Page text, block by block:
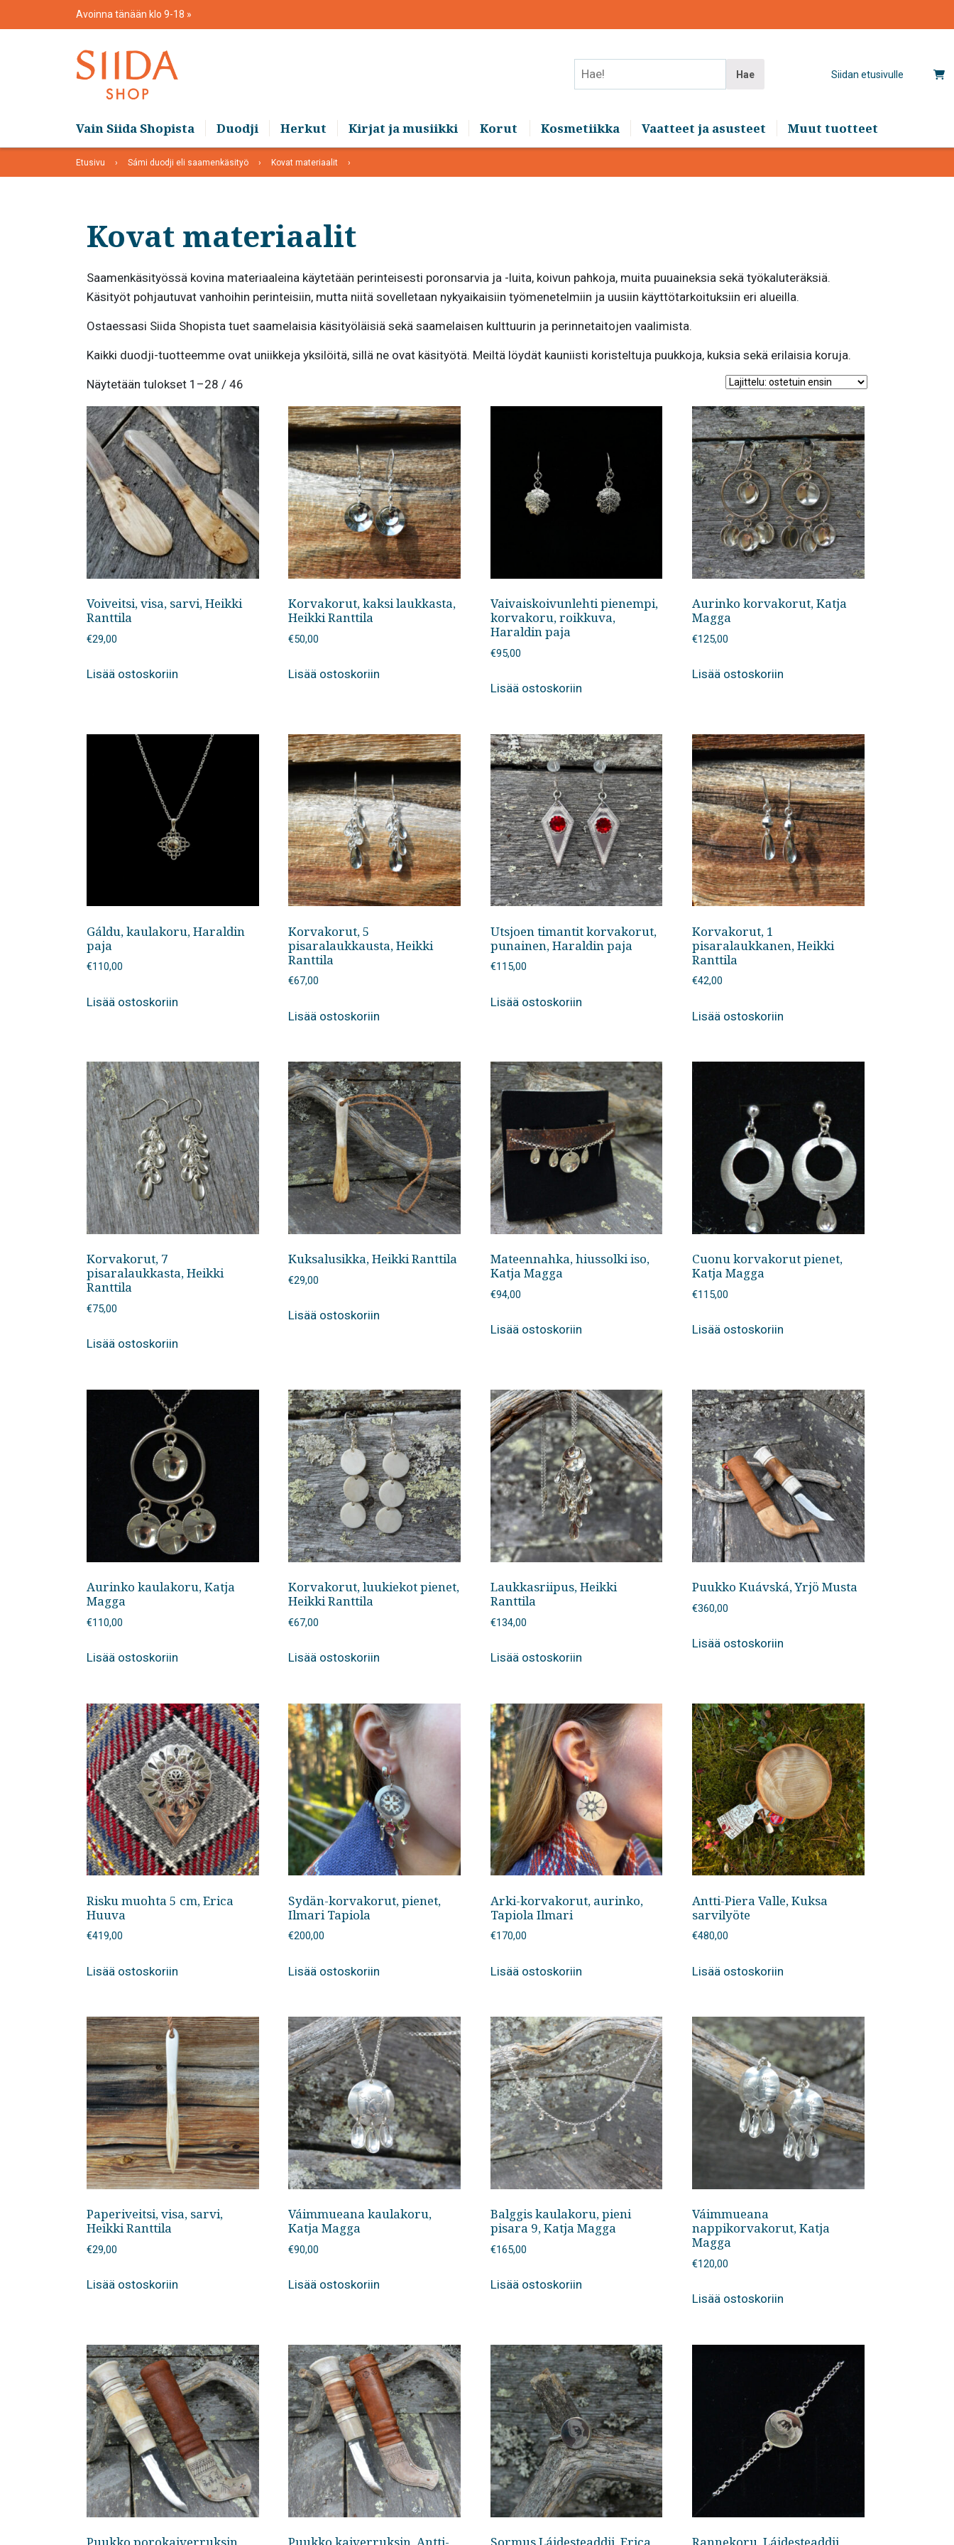
Avoinna tänään klo 9-18
Siidan etusivulle
Hae
Vain Siida Shopista Duodji Herkut Kirjat ja musiikki Korut Kosmetiikka Vaatteet ja asusteet Muut tuotteet
Etusivu Sámi duodji eli saamenkäsityö Kovat materiaalit
Kovat materiaalit
Saamenkäsityössä kovina materiaaleina käytetään perinteisesti poronsarvia ja -luita, koivun pahkoja, muita puuaineksia sekä työkaluteräksiä.
Käsityöt pohjautuvat vanhoihin perinteisiin, mutta niitä sovelletaan nykyaikaisiin työmenetelmiin ja uusiin käyttötarkoituksiin eri alueilla.
Ostaessasi Siida Shopista tuet saamelaisia käsityöläisiä sekä saamelaisen kulttuurin ja perinnetaitojen vaalimista.
Kaikki duodji-tuotteemme ovat uniikkeja yksilöitä, sillä ne ovat käsityötä. Meiltä löydät kauniisti koristeltuja puukkoja, kuksia sekä erilaisia koruja.
Näytetään tulokset 1–28 / 46
ensin
Voiveitsi, visa, sarvi, Heikki
Ranttila
€29,00
Lisää ostoskoriin
Korvakorut, kaksi laukkasta,
Heikki Ranttila
€50,00
Lisää ostoskoriin
Vaivaiskoivunlehti pienempi,
korvakoru, roikkuva,
Haraldin paja
€95,00
Lisää ostoskoriin
Aurinko korvakorut, Katja
Magga
€125,00
Lisää ostoskoriin
Gáldu, kaulakoru, Haraldin
paja
€110,00
Lisää ostoskoriin
Korvakorut, 5
pisaralaukkausta, Heikki
Ranttila
€67,00
Lisää ostoskoriin
Utsjoen timantit korvakorut,
punainen, Haraldin paja
€115,00
Lisää ostoskoriin
Korvakorut, 1
pisaralaukkanen, Heikki
Ranttila
€42,00
Lisää ostoskoriin
Korvakorut, 7
pisaralaukkasta, Heikki
Ranttila
€75,00
Lisää ostoskoriin
Kuksalusikka, Heikki Ranttila
€29,00
Lisää ostoskoriin
Mateennahka, hiussolki iso,
Katja Magga
€94,00
Lisää ostoskoriin
Cuonu korvakorut pienet,
Katja Magga
€115,00
Lisää ostoskoriin
Aurinko kaulakoru, Katja
Magga
€110,00
Lisää ostoskoriin
Korvakorut, luukiekot pienet,
Heikki Ranttila
€67,00
Lisää ostoskoriin
Laukkasriipus, Heikki
Ranttila
€134,00
Lisää ostoskoriin
Puukko Kuávská, Yrjö Musta
€360,00
Lisää ostoskoriin
Risku muohta 5 cm, Erica
Huuva
€419,00
Lisää ostoskoriin
Sydän-korvakorut, pienet,
Ilmari Tapiola
€200,00
Lisää ostoskoriin
Arki-korvakorut, aurinko,
Tapiola Ilmari
€170,00
Lisää ostoskoriin
Antti-Piera Valle, Kuksa
sarvilyöte
€480,00
Lisää ostoskoriin
Paperiveitsi, visa, sarvi,
Heikki Ranttila
€29,00
Lisää ostoskoriin
Váimmueana kaulakoru,
Katja Magga
€90,00
Lisää ostoskoriin
Balggis kaulakoru, pieni
pisara 9, Katja Magga
€165,00
Lisää ostoskoriin
Váimmueana
nappikorvakorut, Katja
Magga
€120,00
Lisää ostoskoriin